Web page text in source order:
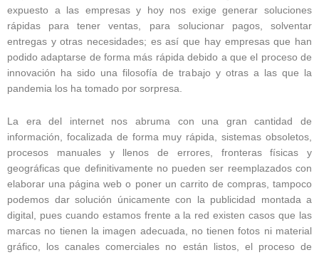
expuesto a las empresas y hoy nos exige generar soluciones
rápidas para tener ventas, para solucionar pagos, solventar
entregas y otras necesidades; es así que hay empresas que han
podido adaptarse de forma más rápida debido a que el proceso de
innovación ha sido una filosofía de trabajo y otras a las que la
pandemia los ha tomado por sorpresa.
La era del internet nos abruma con una gran cantidad de
información, focalizada de forma muy rápida, sistemas obsoletos,
procesos manuales y llenos de errores, fronteras físicas y
geográficas que definitivamente no pueden ser reemplazados con
elaborar una página web o poner un carrito de compras, tampoco
podemos dar solución únicamente con la publicidad montada a
digital, pues cuando estamos frente a la red existen casos que las
marcas no tienen la imagen adecuada, no tienen fotos ni material
gráfico, los canales comerciales no están listos, el proceso de